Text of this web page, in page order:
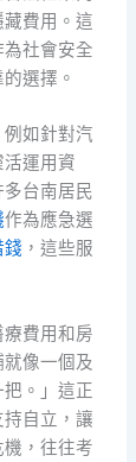
費用。這
社會安全
選擇。
如針對汽
活運用資
台南居民
作為應急選
錢 ，這些服
費用和房
像一個及
。」這正
自立，讓
，往往考